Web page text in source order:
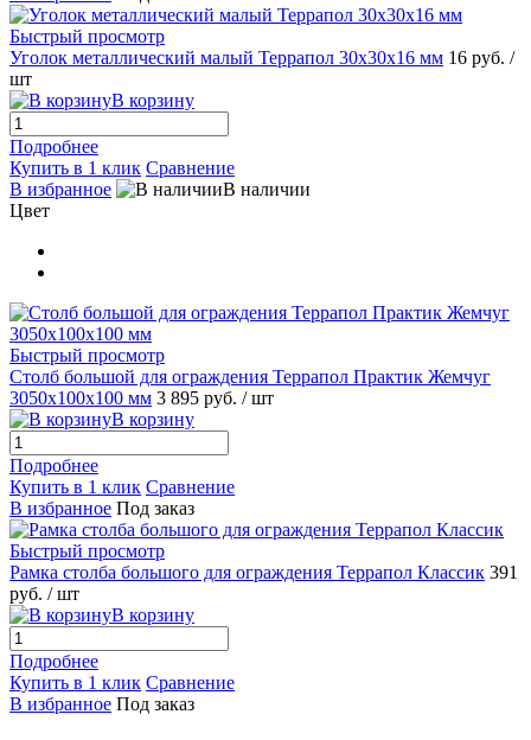
Быстрый просмотр
Уголок металлический малый Террапол 30x30x16 мм 16 руб. /
шт
В корзину
Подробнее
Купить в 1 клик Сравнение
В избранное
В наличии
Цвет
Быстрый просмотр
Столб большой для ограждения Террапол Практик Жемчуг
3050x100x100 мм 3 895 руб. / шт
В корзину
Подробнее
Купить в 1 клик Сравнение
В избранное Под заказ
Быстрый просмотр
Рамка столба большого для ограждения Террапол Классик 391
руб. / шт
В корзину
Подробнее
Купить в 1 клик Сравнение
В избранное Под заказ